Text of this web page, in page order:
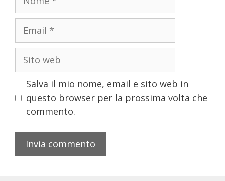
Salva il mio nome, email e sito web in
questo browser per la prossima volta che
commento.